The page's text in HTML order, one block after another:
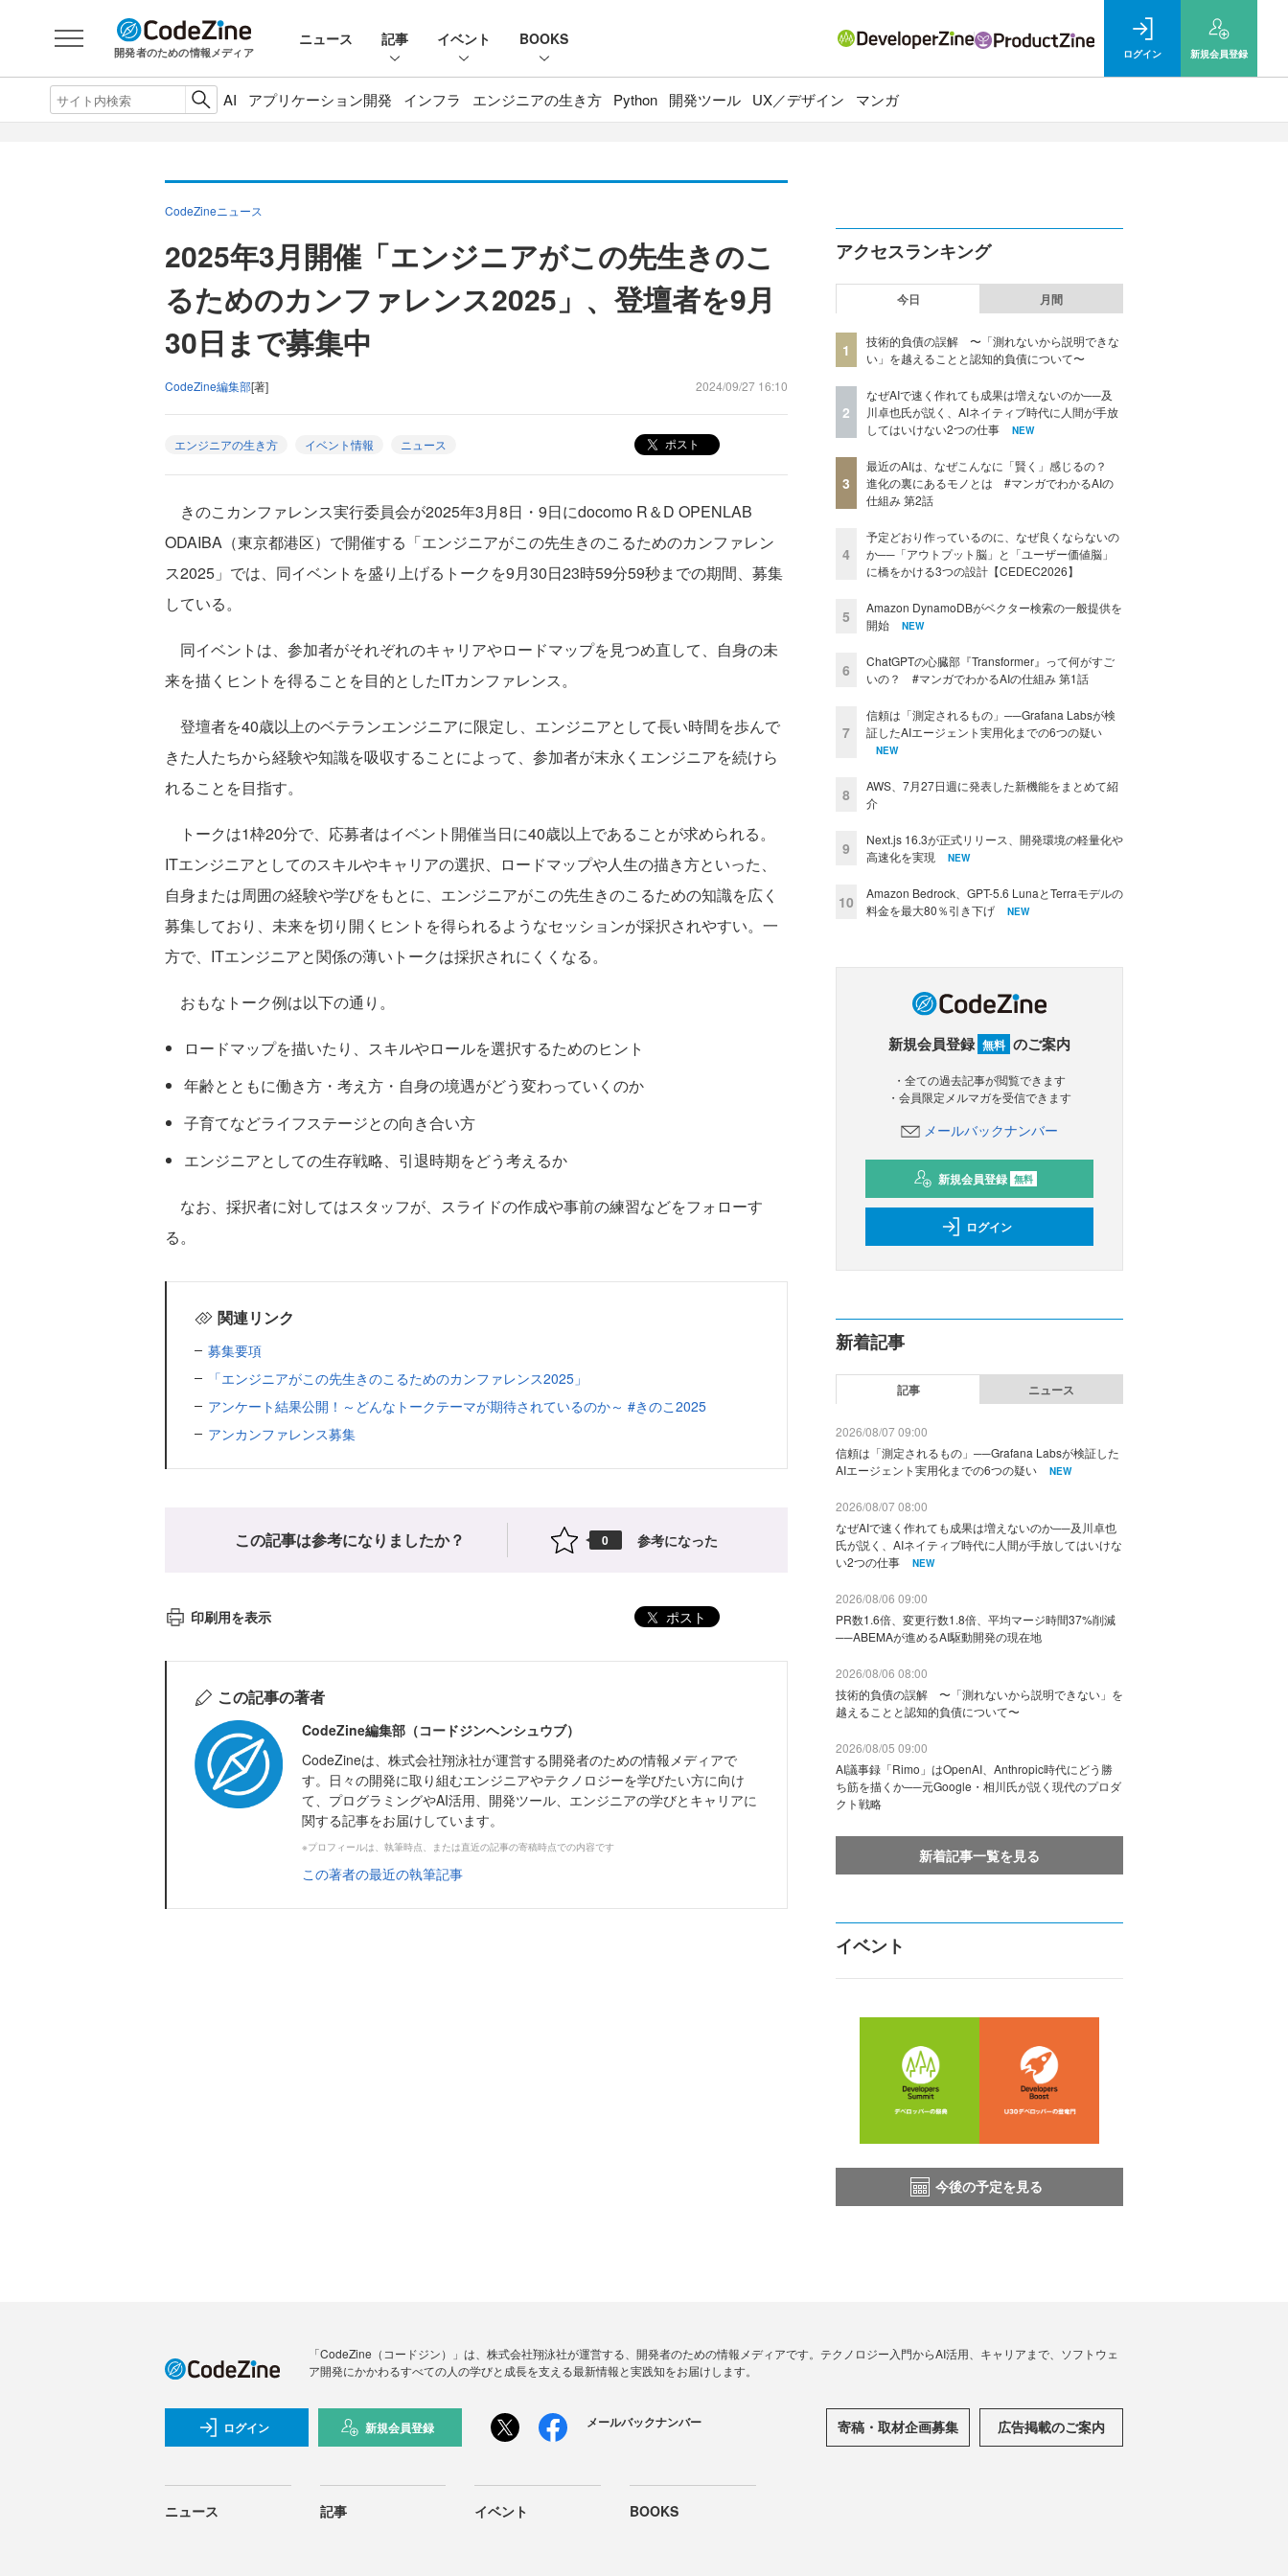
開発者のための情報メディア
ニュース 記事 イベント BOOKS
ログイン 新規会員登録
AI アプリケーション開発 インフラ エンジニアの生き方 Python 開発ツール UX／デザイン マンガ
CodeZineニュース
2025年3月開催「エンジニアがこの先生きのこ
るためのカンファレンス2025」、登壇者を9月
30日まで募集中
CodeZine編集部[著] 2024/09/27 16:10
エンジニアの生き方 イベント情報 ニュース ポスト
きのこカンファレンス実行委員会が2025年3月8日・9日にdocomo R＆D OPENLAB
ODAIBA（東京都港区）で開催する「エンジニアがこの先生きのこるためのカンファレン
ス2025」では、同イベントを盛り上げるトークを9月30日23時59分59秒までの期間、募集
している。
同イベントは、参加者がそれぞれのキャリアやロードマップを見つめ直して、自身の未
来を描くヒントを得ることを目的としたITカンファレンス。
登壇者を40歳以上のベテランエンジニアに限定し、エンジニアとして長い時間を歩んで
きた人たちから経験や知識を吸収することによって、参加者が末永くエンジニアを続けら
れることを目指す。
トークは1枠20分で、応募者はイベント開催当日に40歳以上であることが求められる。
ITエンジニアとしてのスキルやキャリアの選択、ロードマップや人生の描き方といった、
自身または周囲の経験や学びをもとに、エンジニアがこの先生きのこるための知識を広く
募集しており、未来を切り開くヒントを得られるようなセッションが採択されやすい。一
方で、ITエンジニアと関係の薄いトークは採択されにくくなる。
おもなトーク例は以下の通り。
ロードマップを描いたり、スキルやロールを選択するためのヒント
年齢とともに働き方・考え方・自身の境遇がどう変わっていくのか
子育てなどライフステージとの向き合い方
エンジニアとしての生存戦略、引退時期をどう考えるか
なお、採択者に対してはスタッフが、スライドの作成や事前の練習などをフォローす
る。
関連リンク
募集要項
「エンジニアがこの先生きのこるためのカンファレンス2025」
アンケート結果公開！～どんなトークテーマが期待されているのか～ #きのこ2025
アンカンファレンス募集
この記事は参考になりましたか？ 0 参考になった
印刷用を表示 ポスト
この記事の著者
CodeZine編集部（コードジンヘンシュウブ）
CodeZineは、株式会社翔泳社が運営する開発者のための情報メディアで
す。日々の開発に取り組むエンジニアやテクノロジーを学びたい方に向け
て、プログラミングやAI活用、開発ツール、エンジニアの学びとキャリアに
関する記事をお届けしています。
※プロフィールは、執筆時点、または直近の記事の寄稿時点での内容です
この著者の最近の執筆記事
アクセスランキング
今日 月間
1
技術的負債の誤解 〜「測れないから説明できな
い」を越えることと認知的負債について〜
2
なぜAIで速く作れても成果は増えないのか──及
川卓也氏が説く、AIネイティブ時代に人間が手放
してはいけない2つの仕事
NEW
3
最近のAIは、なぜこんなに「賢く」感じるの？
進化の裏にあるモノとは #マンガでわかるAIの
仕組み 第2話
4
予定どおり作っているのに、なぜ良くならないの
か──「アウトプット脳」と「ユーザー価値脳」
に橋をかける3つの設計【CEDEC2026】
5
Amazon DynamoDBがベクター検索の一般提供を
開始
NEW
6
ChatGPTの心臓部『Transformer』って何がすご
いの？ #マンガでわかるAIの仕組み 第1話
7
信頼は「測定されるもの」──Grafana Labsが検
証したAIエージェント実用化までの6つの疑い
NEW
8
AWS、7月27日週に発表した新機能をまとめて紹
介
9
Next.js 16.3が正式リリース、開発環境の軽量化や
高速化を実現
NEW
10
Amazon Bedrock、GPT-5.6 LunaとTerraモデルの
料金を最大80％引き下げ
NEW
新規会員登録 無料 のご案内
・全ての過去記事が閲覧できます
・会員限定メルマガを受信できます
メールバックナンバー
新規会員登録 無料
ログイン
新着記事
記事 ニュース
2026/08/07 09:00
信頼は「測定されるもの」──Grafana Labsが検証した
AIエージェント実用化までの6つの疑い
NEW
2026/08/07 08:00
なぜAIで速く作れても成果は増えないのか──及川卓也
氏が説く、AIネイティブ時代に人間が手放してはいけな
い2つの仕事
NEW
2026/08/06 09:00
PR数1.6倍、変更行数1.8倍、平均マージ時間37%削減
──ABEMAが進めるAI駆動開発の現在地
2026/08/06 08:00
技術的負債の誤解 〜「測れないから説明できない」を
越えることと認知的負債について〜
2026/08/05 09:00
AI議事録「Rimo」はOpenAI、Anthropic時代にどう勝
ち筋を描くか──元Google・相川氏が説く現代のプロダ
クト戦略
新着記事一覧を見る
イベント
今後の予定を見る
「CodeZine（コードジン）」は、株式会社翔泳社が運営する、開発者のための情報メディアです。テクノロジー入門からAI活用、キャリアまで、ソフトウェ
ア開発にかかわるすべての人の学びと成長を支える最新情報と実践知をお届けします。
ログイン 新規会員登録 メールバックナンバー 寄稿・取材企画募集 広告掲載のご案内
ニュース 記事 イベント BOOKS